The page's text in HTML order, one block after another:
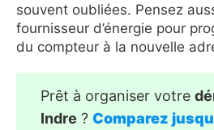
souvent oubliées. Pensez
fournisseur d’énergie pour
du compteur à la nouvelle
Prêt à organiser votre
Indre ? Comparez